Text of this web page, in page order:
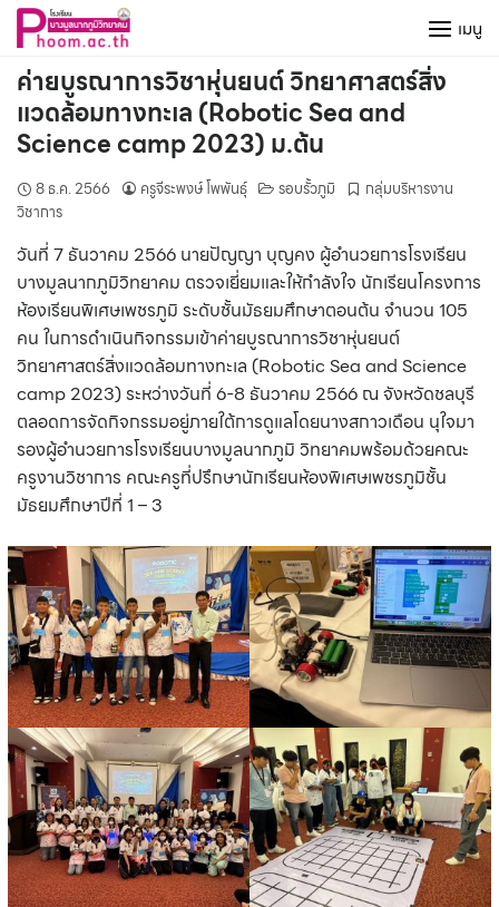
Skip
content
เมนู
ค่ายบูรณาการวิชาหุ่นยนต์ วิทยาศาสตร์สิ่ง
แวดล้อมทางทะเล (Robotic Sea and
Science camp 2023) ม.ต้น
8 ธ.ค. 2566 ครูจีระพงษ์ โพพันธุ์ รอบรั้วภูมิ
กลุ่มบริหารงาน
วิชาการ
วันที่ 7 ธันวาคม 2566 นายปัญญา บุญคง ผู้อำนวยการโรงเรียน
บางมูลนากภูมิวิทยาคม ตรวจเยี่ยมและให้กำลังใจ นักเรียนโครงการ
ห้องเรียนพิเศษเพชรภูมิ ระดับชั้นมัธยมศึกษาตอนต้น จำนวน 105
คน ในการดำเนินกิจกรรมเข้าค่ายบูรณาการวิชาหุ่นยนต์
วิทยาศาสตร์สิ่งแวดล้อมทางทะเล (Robotic Sea and Science
camp 2023) ระหว่างวันที่ 6-8 ธันวาคม 2566 ณ จังหวัดชลบุรี
ตลอดการจัดกิจกรรมอยู่ภายใต้การดูแลโดยนางสกาวเดือน นุใจมา
รองผู้อำนวยการโรงเรียนบางมูลนากภูมิ วิทยาคมพร้อมด้วยคณะ
ครูงานวิชาการ คณะครูที่ปรึกษานักเรียนห้องพิเศษเพชรภูมิชั้น
มัธยมศึกษาปีที่ 1 – 3